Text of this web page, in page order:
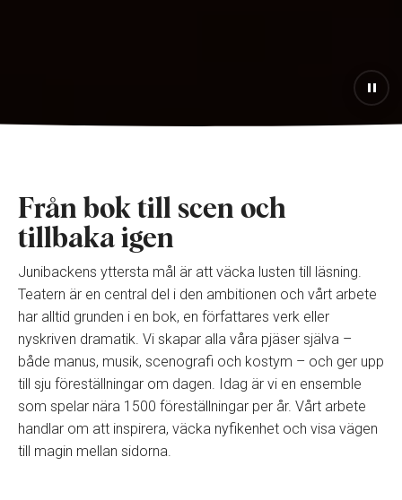
Från bok till scen och
tillbaka igen
Junibackens yttersta mål är att väcka lusten till läsning.
Teatern är en central del i den ambitionen och vårt arbete
har alltid grunden i en bok, en författares verk eller
nyskriven dramatik. Vi skapar alla våra pjäser själva –
både manus, musik, scenografi och kostym – och ger upp
till sju föreställningar om dagen. Idag är vi en ensemble
som spelar nära 1500 föreställningar per år. Vårt arbete
handlar om att inspirera, väcka nyfikenhet och visa vägen
till magin mellan sidorna.